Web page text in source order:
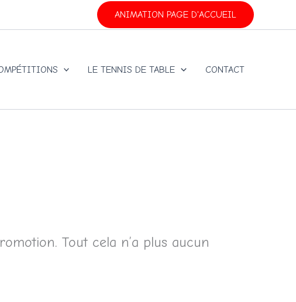
ANIMATION PAGE D'ACCUEIL
LE TENNIS DE TABLE CONTACT
Tout cela n’a plus aucun